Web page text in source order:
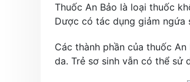
Thuốc An Bảo là loại thuốc
Dược có tác dụng giảm ngứa
Các thành phần của thuốc
da. Trẻ sơ sinh vẫn có thể sử